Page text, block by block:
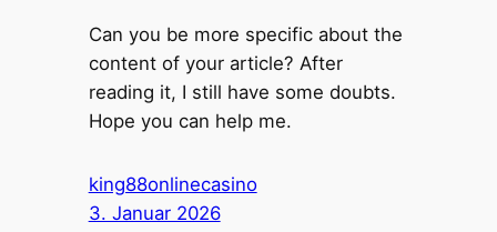
Can you be more specific about the
content of your article? After
reading it, I still have some doubts.
Hope you can help me.
king88onlinecasino
3. Januar 2026